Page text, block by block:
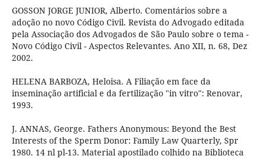
GOSSON JORGE JUNIOR, Alberto. Comentários sobre a
adoção no novo Código Civil. Revista do Advogado editada
pela Associação dos Advogados de São Paulo sobre o tema -
Novo Código Civil - Aspectos Relevantes. Ano XII, n. 68, Dez
2002.
HELENA BARBOZA, Heloisa. A Filiação em face da
inseminação artificial e da fertilização "in vitro": Renovar,
1993.
J. ANNAS, George. Fathers Anonymous: Beyond the Best
Interests of the Sperm Donor: Family Law Quarterly, Spr
1980. 14 nl pl-13. Material apostilado colhido na Biblioteca